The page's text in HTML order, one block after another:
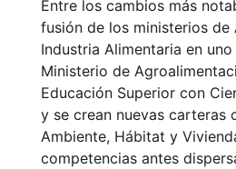
Entre los cambios más
fusión de los ministerios de
Industria Alimentaria en uno
Ministerio de
Educación Superior con
y se crean nuevas carteras
Ambiente, Hábitat y
competencias antes